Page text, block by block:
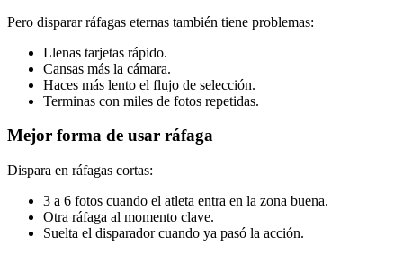
Pero disparar ráfagas eternas también tiene problemas:
Llenas tarjetas rápido.
Cansas más la cámara.
Haces más lento el flujo de selección.
Terminas con miles de fotos repetidas.
Mejor forma de usar ráfaga
Dispara en ráfagas cortas:
3 a 6 fotos cuando el atleta entra en la zona buena.
Otra ráfaga al momento clave.
Suelta el disparador cuando ya pasó la acción.